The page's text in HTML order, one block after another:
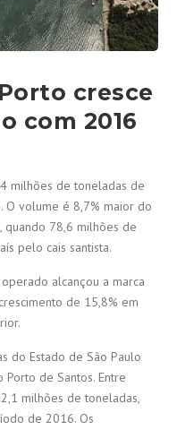
cresce
com 2016
milhões de toneladas de
O volume é 8,7% maior do
78,6 milhões de
pelo cais santista.
alcançou a marca
de 15,8% em
do Estado de São Paulo
Porto de Santos. Entre
milhões de toneladas,
de 2016. Os